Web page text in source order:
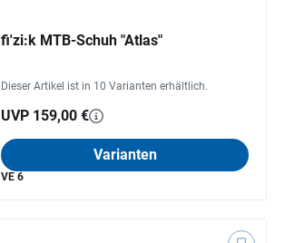
fi'zi:k MTB-Schuh "Atlas"
Dieser Artikel ist in 10 Varianten erhältlich.
UVP 159,00 €
Varianten
VE 6